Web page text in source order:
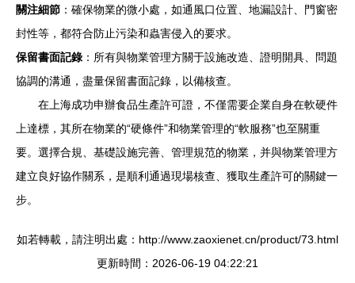
關注細節 ：確保物業的微小處，如通風口位置、地漏設計、門窗密
封性等，都符合防止污染和蟲害侵入的要求。
保留書面記錄 ：所有與物業管理方關于設施改造、證明開具、問題
協調的溝通，盡量保留書面記錄，以備核查。
在上海成功申辦食品生產許可證，不僅需要企業自身在軟硬件
上達標，其所在物業的“硬條件”和物業管理的“軟服務”也至關重
要。選擇合規、基礎設施完善、管理規范的物業，并與物業管理方
建立良好協作關系，是順利通過現場核查、獲取生產許可的關鍵一
步。
如若轉載，請注明出處：http://www.zaoxienet.cn/product/73.html
更新時間：2026-06-19 04:22:21